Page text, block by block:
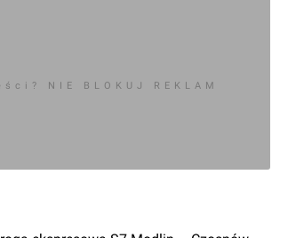
NIE BLOKUJ REKLAM